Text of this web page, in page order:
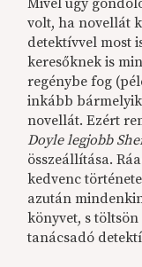
volt, ha novellát
detektívvel most
keresőknek is
regénybe fog
inkább bármelyik
novellát. Ezért
Doyle legjobb
összeállítása.
kedvenc
azután
könyvet, s
tanácsadó